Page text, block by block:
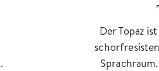
Der Topaz